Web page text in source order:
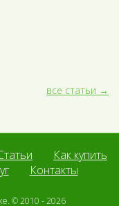
все статьи
Как купить
Контакты
© 2010 - 2026